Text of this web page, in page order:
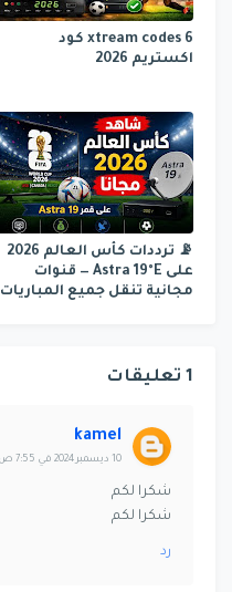
6 xtream codes كود
اكستريم 2026
📡 ترددات كأس العالم 2026
على Astra 19°E — قنوات
مجانية تنقل جميع المباريات
1 تعليقات
kamel
10 ديسمبر 2024 في 7:55 ص
شكرا لكم
شكرا لكم
رد